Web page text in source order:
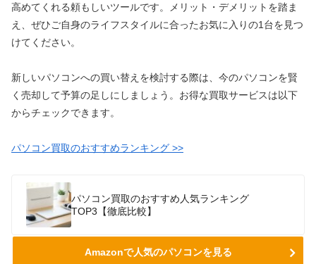
高めてくれる頼もしいツールです。メリット・デメリットを踏ま
え、ぜひご自身のライフスタイルに合ったお気に入りの1台を見つ
けてください。
新しいパソコンへの買い替えを検討する際は、今のパソコンを賢
く売却して予算の足しにしましょう。お得な買取サービスは以下
からチェックできます。
パソコン買取のおすすめランキング >>
パソコン買取のおすすめ人気ランキング
TOP3【徹底比較】
Amazonで人気のパソコンを見る